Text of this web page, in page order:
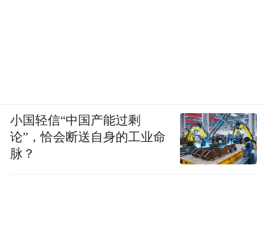
小国轻信“中国产能过剩
论”，恰会断送自身的工业命
脉？